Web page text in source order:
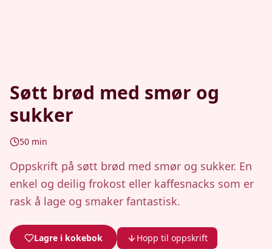
Søtt brød med smør og
sukker
50 min
Oppskrift på søtt brød med smør og sukker. En
enkel og deilig frokost eller kaffesnacks som er
rask å lage og smaker fantastisk.
Lagre i kokebok Hopp til oppskrift